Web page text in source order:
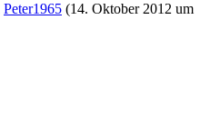
Peter1965 (14. Oktober 2012 um